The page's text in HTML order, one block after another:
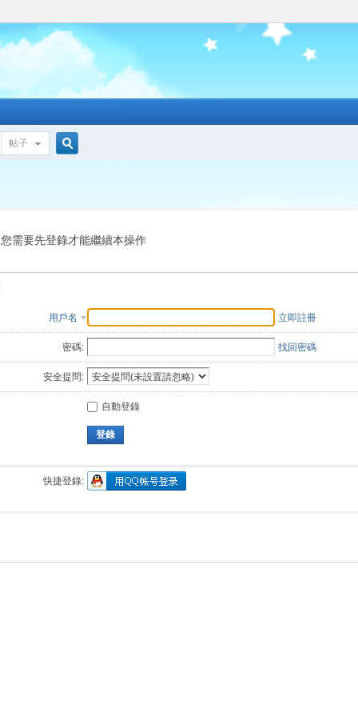
帖子
索
您需要先登錄才能繼續本操作
用戶名 立即註冊
密碼: 找回密碼
安全提問:
自動登錄
登錄
快捷登錄: